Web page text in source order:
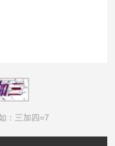
：三加四=7